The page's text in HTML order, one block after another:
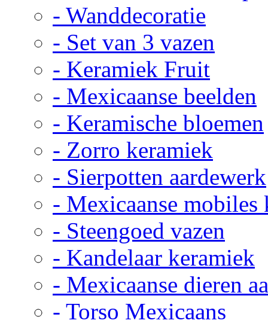
- Wanddecoratie
- Set van 3 vazen
- Keramiek Fruit
- Mexicaanse beelden
- Keramische bloemen
- Zorro keramiek
- Sierpotten aardewerk
- Mexicaanse mobiles
- Steengoed vazen
- Kandelaar keramiek
- Mexicaanse dieren
- Torso Mexicaans